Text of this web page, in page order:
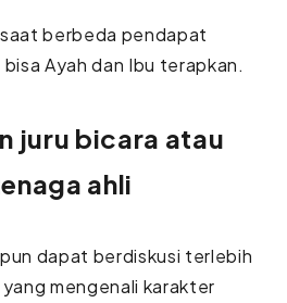
berbeda pendapat
Ayah dan Ibu terapkan.
juru bicara atau
ahli
dapat berdiskusi terlebih
mengenali karakter